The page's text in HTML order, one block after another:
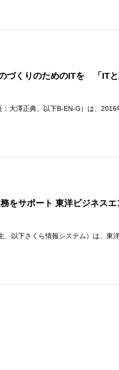
づくりのためのITを 「IT
大澤正典、以下B-EN-G）は、2016
をサポート 東洋ビジネス
以下さくら情報システム）は、東